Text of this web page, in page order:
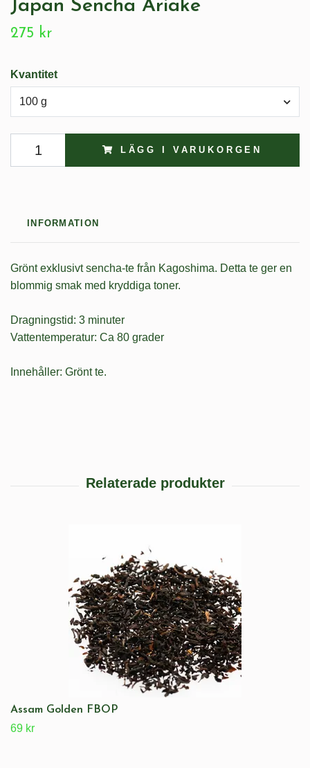
Japan Sencha Ariake
275 kr
Kvantitet
100 g
LÄGG I VARUKORGEN
INFORMATION
Grönt exklusivt sencha-te från Kagoshima. Detta te ger en
blommig smak med kryddiga toner.
Dragningstid: 3 minuter
Vattentemperatur: Ca 80 grader
Innehåller: Grönt te.
Assam Golden FBOP
69 kr